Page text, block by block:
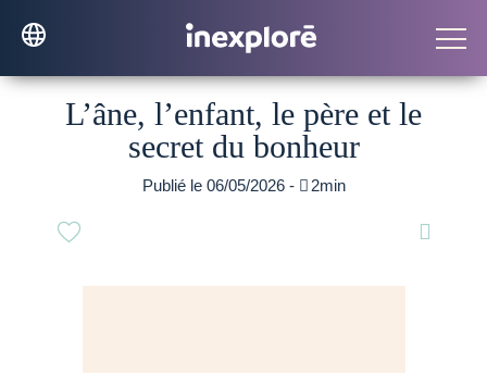
L’âne, l’enfant, le père et le
secret du bonheur
Publié le 06/05/2026 -  2min
